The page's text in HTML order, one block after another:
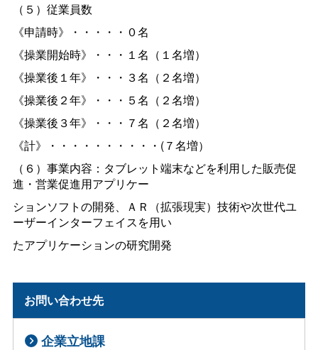
（５）従業員数
《申請時》・・・・・０名
《操業開始時》・・・１名（１名増）
《操業後１年》・・・３名（２名増）
《操業後２年》・・・５名（２名増）
《操業後３年》・・・７名（２名増）
《計》・・・・・・・・・・(７名増）
（６）事業内容：タブレット端末などを利用した販売促
進・営業促進用アプリケー
ションソフトの開発、ＡＲ（拡張現実）技術や次世代ユ
ーザーインターフェイスを用い
たアプリケーションの研究開発
お問い合わせ先
企業立地課